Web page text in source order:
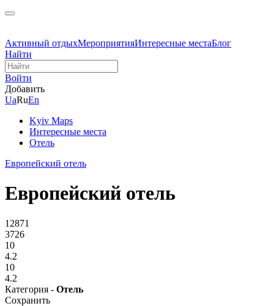
Активный отдыхМероприятияИнтересные местаБлог
Найти
Войти
Добавить
UaRuEn
Kyiv Maps
Интересные места
Отель
Европейский отель
Европейский отель
12871
3726
10
4.2
10
4.2
Категория - Отель
Сохранить